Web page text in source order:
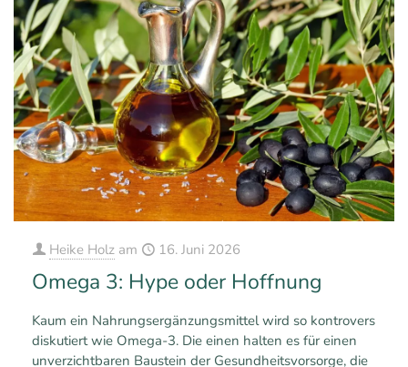
Heike Holz am 16. Juni 2026
Omega 3: Hype oder Hoffnung
Kaum ein Nahrungsergänzungsmittel wird so kontrovers
diskutiert wie Omega-3. Die einen halten es für einen
unverzichtbaren Baustein der Gesundheitsvorsorge, die